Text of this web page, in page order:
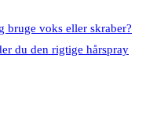
bruge voks eller skraber?
du den rigtige hårspray